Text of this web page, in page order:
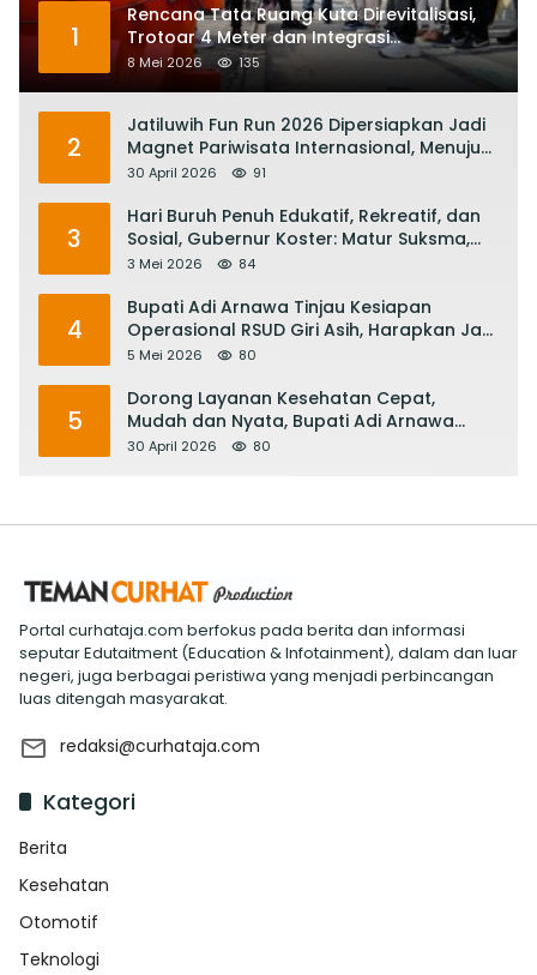
1
Rencana Tata Ruang Kuta Direvitalisasi,
Trotoar 4 Meter dan Integrasi
Transportasi Listrik
8 Mei 2026 135
2
Jatiluwih Fun Run 2026 Dipersiapkan Jadi
Magnet Pariwisata Internasional, Menuju
Satu Abad Pariwisata Bali
30 April 2026 91
3
Hari Buruh Penuh Edukatif, Rekreatif, dan
Sosial, Gubernur Koster: Matur Suksma,
Keringat Pekerja Mesin Ekonomi Bali
3 Mei 2026 84
4
Bupati Adi Arnawa Tinjau Kesiapan
Operasional RSUD Giri Asih, Harapkan Jadi
RS Rujukan Terbaik
5 Mei 2026 80
5
Dorong Layanan Kesehatan Cepat,
Mudah dan Nyata, Bupati Adi Arnawa
Evaluasi ‘Mantap Nak Badung’
30 April 2026 80
Portal curhataja.com berfokus pada berita dan informasi
seputar Edutaitment (Education & Infotainment), dalam dan luar
negeri, juga berbagai peristiwa yang menjadi perbincangan
luas ditengah masyarakat.
redaksi@curhataja.com
Kategori
Berita
Kesehatan
Otomotif
Teknologi